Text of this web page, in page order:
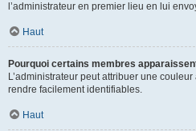
l’administrateur en premier lieu en lui
Haut
Pourquoi certains membres
L’administrateur peut attribuer une
rendre facilement identifiables.
Haut